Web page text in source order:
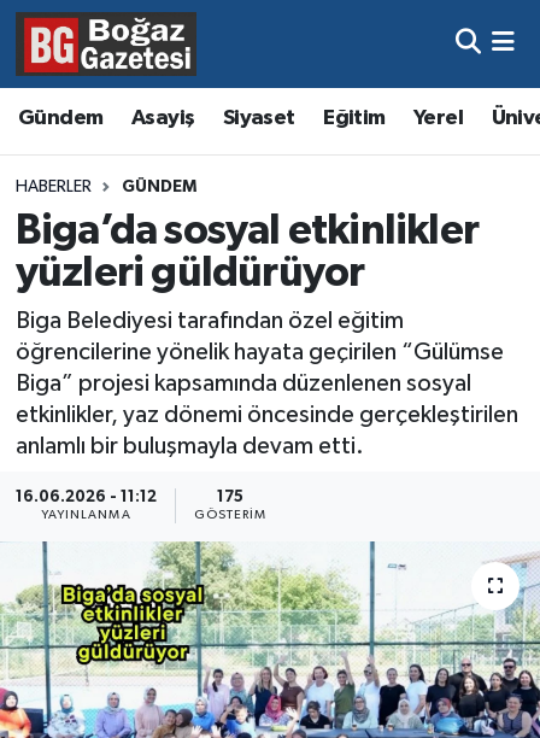
Gündem Asayiş Siyaset Eğitim Yerel
HABERLER GÜNDEM
Biga’da sosyal etkinlikler
yüzleri güldürüyor
Biga Belediyesi tarafından özel eğitim
öğrencilerine yönelik hayata geçirilen “Gülümse
Biga” projesi kapsamında düzenlenen sosyal
etkinlikler, yaz dönemi öncesinde gerçekleştirilen
anlamlı bir buluşmayla devam etti.
16.06.2026 - 11:12
YAYINLANMA
175
GÖSTERIM
Asayiş
Eğitim
Ekonomi
Gündem
Kültür ve Sanat
Magazin
Resmi İlanlar
Sağlık
Hava Durumu
Trafik Durumu
Süper Lig Puan Durumu ve Fikstür
Tüm Manşetler
Son Dakika Haberleri
Haber Arşivi